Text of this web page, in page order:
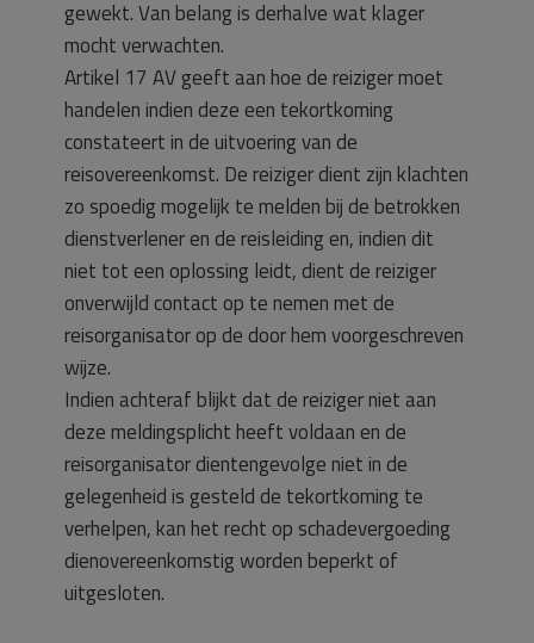
gewekt. Van belang is derhalve wat klager
mocht verwachten.
Artikel 17 AV geeft aan hoe de reiziger moet
handelen indien deze een tekortkoming
constateert in de uitvoering van de
reisovereenkomst. De reiziger dient zijn klachten
zo spoedig mogelijk te melden bij de betrokken
dienstverlener en de reisleiding en, indien dit
niet tot een oplossing leidt, dient de reiziger
onverwijld contact op te nemen met de
reisorganisator op de door hem voorgeschreven
wijze.
Indien achteraf blijkt dat de reiziger niet aan
deze meldingsplicht heeft voldaan en de
reisorganisator dientengevolge niet in de
gelegenheid is gesteld de tekortkoming te
verhelpen, kan het recht op schadevergoeding
dienovereenkomstig worden beperkt of
uitgesloten.